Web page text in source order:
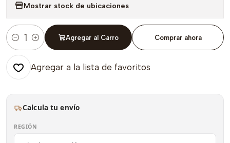
Mostrar stock de ubicaciones
Cantidad
Agregar al Carro Comprar ahora
Agregar a la lista de favoritos
Calcula tu envío
REGIÓN